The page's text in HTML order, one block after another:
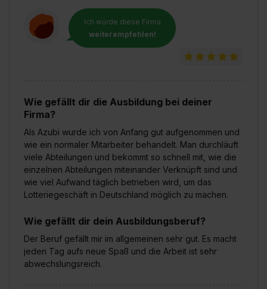
Ich würde diese Firma
weiterempfehlen!
Wie gefällt dir die Ausbildung bei deiner
Firma?
Als Azubi wurde ich von Anfang gut aufgenommen und
wie ein normaler Mitarbeiter behandelt. Man durchläuft
viele Abteilungen und bekommt so schnell mit, wie die
einzelnen Abteilungen miteinander Verknüpft sind und
wie viel Aufwand täglich betrieben wird, um das
Lotteriegeschäft in Deutschland möglich zu machen.
Wie gefällt dir dein Ausbildungsberuf?
Der Beruf gefällt mir im allgemeinen sehr gut. Es macht
jeden Tag aufs neue Spaß und die Arbeit ist sehr
abwechslungsreich.